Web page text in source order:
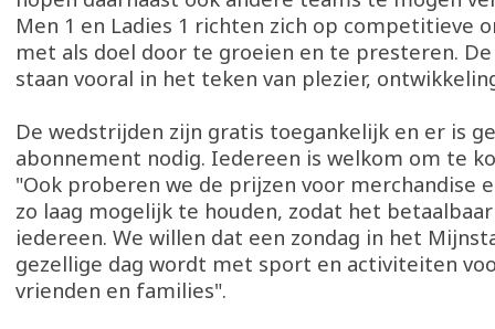
Men 1 en Ladies 1 richten zich op competitieve
met als doel door te groeien en te presteren.
staan vooral in het teken van plezier,
De wedstrijden zijn gratis toegankelijk en er is
abonnement nodig. Iedereen is welkom om te
"Ook proberen we de prijzen voor merchandise
zo laag mogelijk te houden, zodat het
iedereen. We willen dat een zondag in het
gezellige dag wordt met sport en activiteiten
vrienden en families".